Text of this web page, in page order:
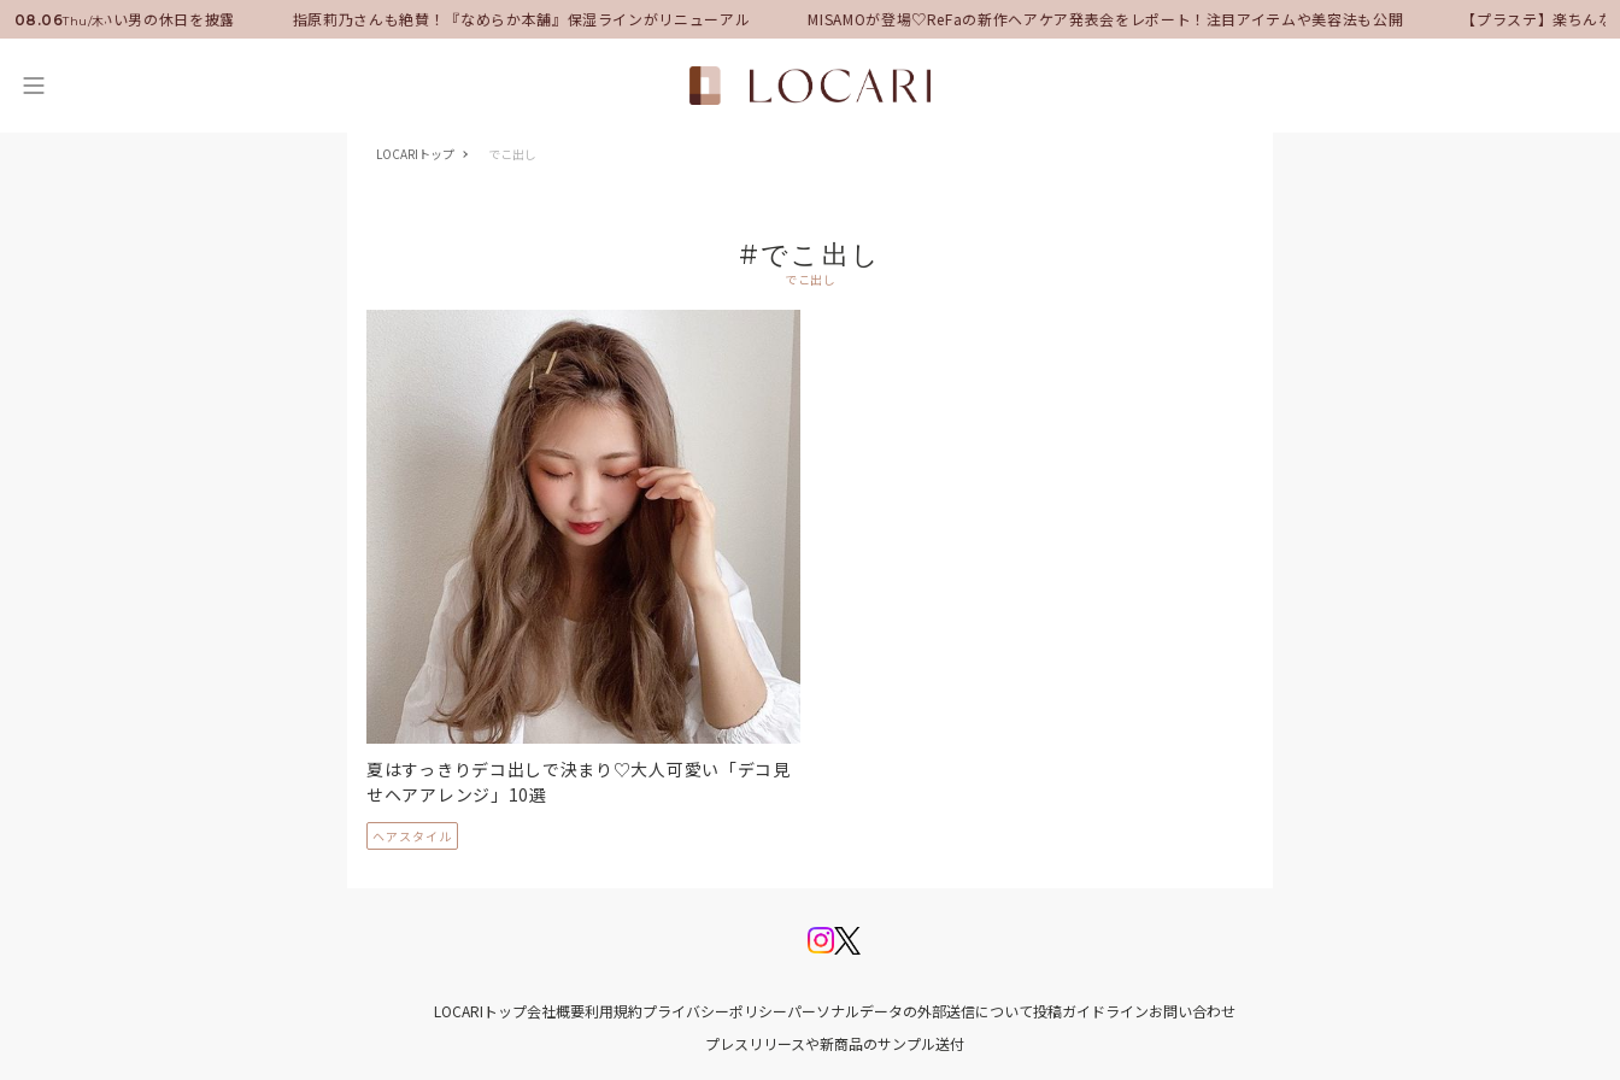
08.06Thu/木
ーに就任！いい男の休日を披露 指原莉乃さんも絶賛！『なめらか本舗』保湿ラインがリニューアル MISAMOが登場♡ReFaの新作ヘアケア発表会をレポート！注目アイテムや美容法も公開 【プラステ】楽ちん
LOCARIトップ でこ出し
#でこ出し
でこ出し
夏はすっきりデコ出しで決まり♡大人可愛い「デコ見
せヘアアレンジ」10選
ヘアスタイル
LOCARIトップ会社概要利用規約プライバシーポリシーパーソナルデータの外部送信について投稿ガイドラインお問い合わせ
プレスリリースや新商品のサンプル送付